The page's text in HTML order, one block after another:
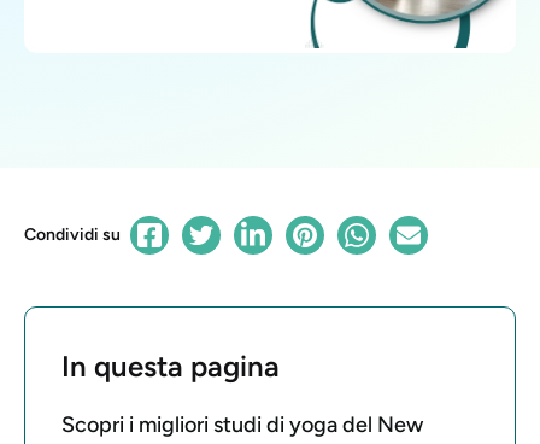
Condividi su
In questa pagina
Scopri i migliori studi di yoga del New